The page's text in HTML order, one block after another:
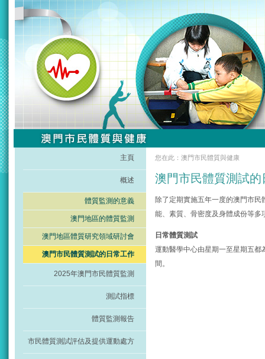
主頁
概述
體質監測的意義
澳門地區的體質監測
澳門地區體質研究領域研討會
澳門市民體質測試的日常工作
2025年澳門市民體質監測
測試指標
體質監測報告
市民體質測試評估及提供運動處方
您在此：澳門市民體質與健康
澳門市民體質測試的
除了定期實施五年一度的澳門市
能、素質、骨密度及身體成份等
日常體質測試
運動醫學中心由星期一至星期五
間。